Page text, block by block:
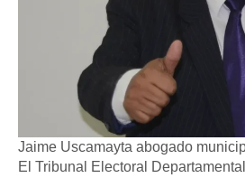
Jaime Uscamayta abogado
El Tribunal Electoral